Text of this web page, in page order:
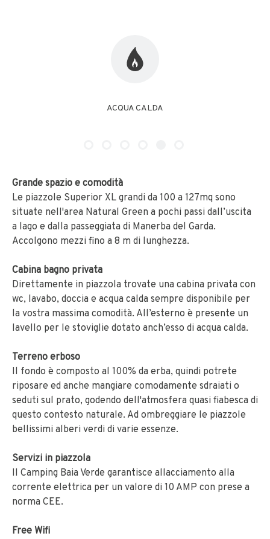
FREE WIFI
Grande spazio e comodità
Le piazzole Superior XL grandi da 100 a 127mq sono
situate nell'area Natural Green a pochi passi dall’uscita
a lago e dalla passeggiata di Manerba del Garda.
Accolgono mezzi fino a 8 m di lunghezza.
Cabina bagno privata
Direttamente in piazzola trovate una cabina privata con
wc, lavabo, doccia e acqua calda sempre disponibile per
la vostra massima comodità. All’esterno è presente un
lavello per le stoviglie dotato anch’esso di acqua calda.
Terreno erboso
Il fondo è composto al 100% da erba, quindi potrete
riposare ed anche mangiare comodamente sdraiati o
seduti sul prato, godendo dell'atmosfera quasi fiabesca di
questo contesto naturale. Ad ombreggiare le piazzole
bellissimi alberi verdi di varie essenze.
Servizi in piazzola
Il Camping Baia Verde garantisce allacciamento alla
corrente elettrica per un valore di 10 AMP con prese a
norma CEE.
Free Wifi